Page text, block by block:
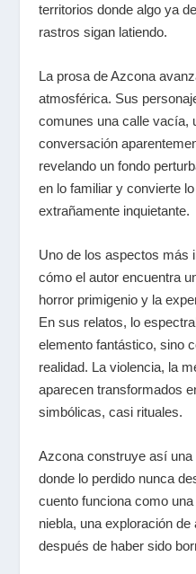
territorios donde algo ya
rastros sigan latiendo.
La prosa de Azcona
atmosférica. Sus
comunes una calle vacía,
conversación
revelando un fondo
en lo familiar y convierte
extrañamente inquietante.
Uno de los aspectos más
cómo el autor encuentra
horror primigenio y la
En sus relatos, lo
elemento fantástico, sino
realidad. La violencia, la
aparecen transformados
simbólicas, casi rituales.
Azcona construye así
donde lo perdido nunca
cuento funciona como
niebla, una exploración
después de haber sido